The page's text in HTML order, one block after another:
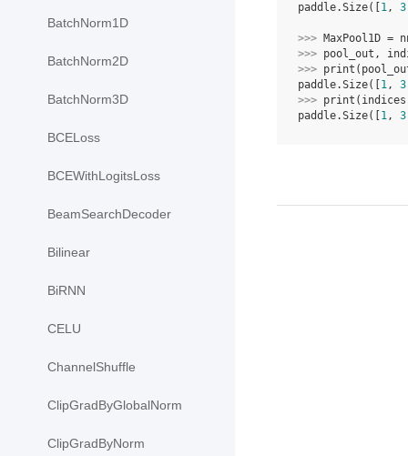
BatchNorm1D
BatchNorm2D
BatchNorm3D
BCELoss
BCEWithLogitsLoss
BeamSearchDecoder
Bilinear
BiRNN
CELU
ChannelShuffle
ClipGradByGlobalNorm
ClipGradByNorm
paddle.Size([ 1, 3
>>> MaxPool1D =
>>> pool_out ,
>>> print (
paddle.Size([ 1, 3
>>> print ( indices
paddle.Size([ 1, 3